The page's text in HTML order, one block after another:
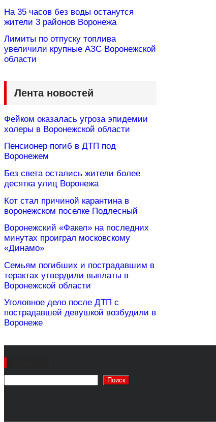
На 35 часов без воды останутся
жители 3 районов Воронежа
Лимиты по отпуску топлива
увеличили крупные АЗС Воронежской
области
Лента новостей
Фейком оказалась угроза эпидемии
холеры в Воронежской области
Пенсионер погиб в ДТП под
Воронежем
Без света остались жители более
десятка улиц Воронежа
Кот стал причиной карантина в
воронежском поселке Подлесный
Воронежский «Факел» на последних
минутах проиграл московскому
«Динамо»
Семьям погибших и пострадавшим в
терактах утвердили выплаты в
Воронежской области
Уголовное дело после ДТП с
пострадавшей девушкой возбудили в
Воронеже
Поиск